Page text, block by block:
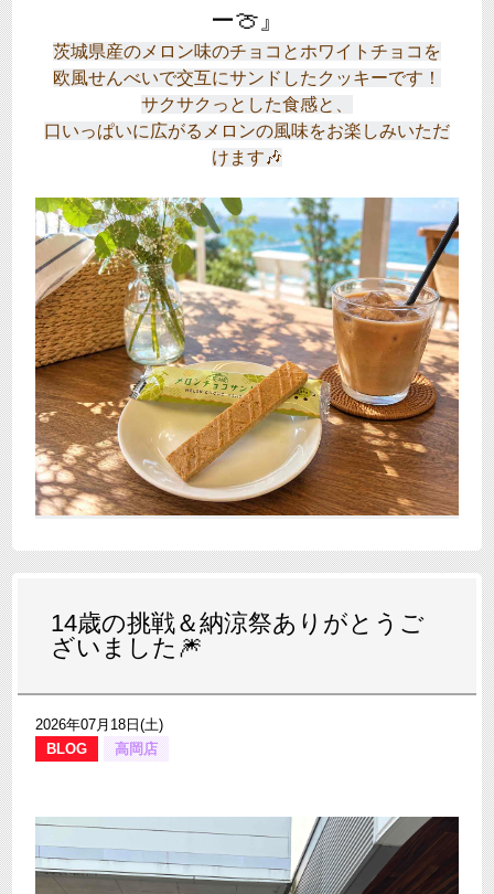
ー🍈』
茨城県産のメロン味のチョコとホワイトチョコを
欧風せんべいで交互にサンドしたクッキーです！
サクサクっとした食感と、
口いっぱいに広がるメロンの風味をお楽しみいただ
けます🎶
14歳の挑戦＆納涼祭ありがとうご
ざいました🎆
2026年07月18日(土)
BLOG
高岡店